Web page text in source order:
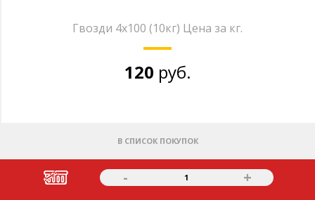
Гвозди 4х100 (10кг) Цена за кг.
120 руб.
В СПИСОК ПОКУПОК
- 1 +